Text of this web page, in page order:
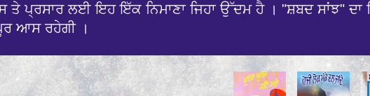
ਪ੍ਰਸਾਰ ਲਈ ਇਹ ਇੱਕ ਨਿਮਾਣਾ ਜਿਹਾ ਉੱਦਮ ਹੈ । "ਸ਼ਬਦ ਸਾਂਝ" ਦਾ
ਆਸ ਰਹੇਗੀ ।